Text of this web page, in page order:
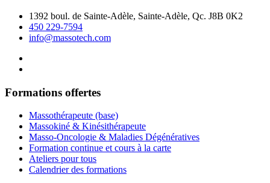
1392 boul. de Sainte-Adèle, Sainte-Adèle, Qc. J8B 0K2
450 229-7594
info@massotech.com
Formations offertes
Massothérapeute (base)
Massokiné & Kinésithérapeute
Masso-Oncologie & Maladies Dégénératives
Formation continue et cours à la carte
Ateliers pour tous
Calendrier des formations